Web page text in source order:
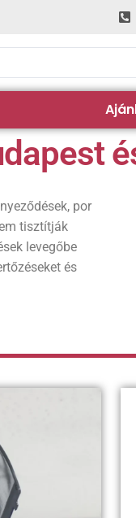
por
tisztítják
levegőbe
és